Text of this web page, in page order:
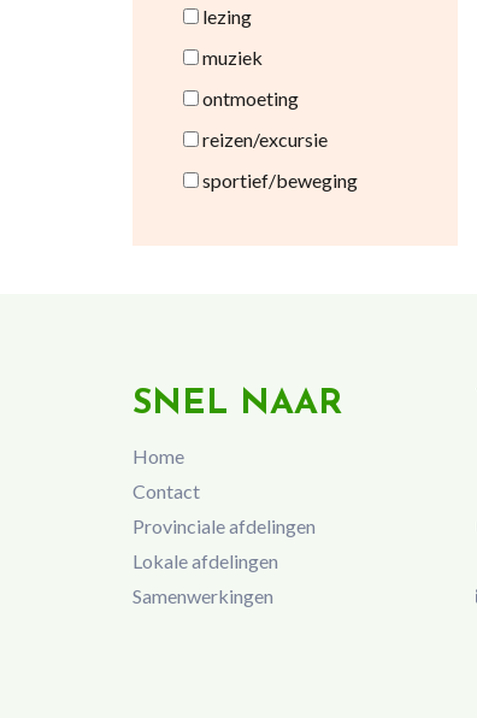
lezing
muziek
ontmoeting
reizen/excursie
sportief/beweging
SNEL NAAR
Home
Contact
Provinciale afdelingen
Lokale afdelingen
Samenwerkingen